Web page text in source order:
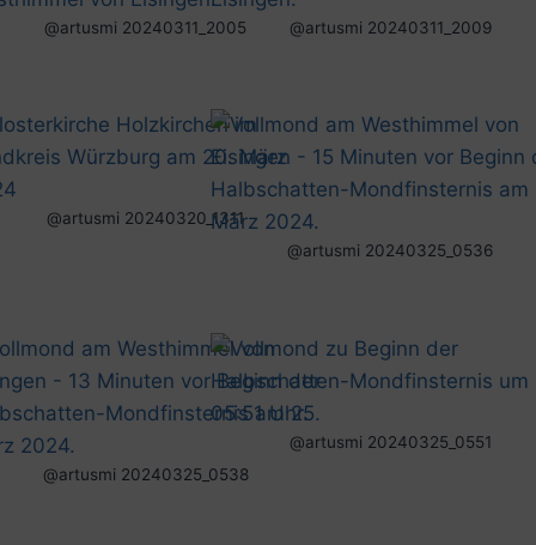
@artusmi 20240311_2005 @artusmi 20240311_2009
@artusmi 20240320_1311
@artusmi 20240325_0536
@artusmi 20240325_0538
@artusmi 20240325_0551